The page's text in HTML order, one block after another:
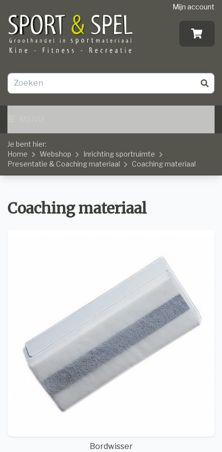
Mijn account
Je bent hier:
Home
Webshop
Inrichting sportruimte
Presentatie & Coaching materiaal
Coaching materiaal
Coaching materiaal
Bordwisser